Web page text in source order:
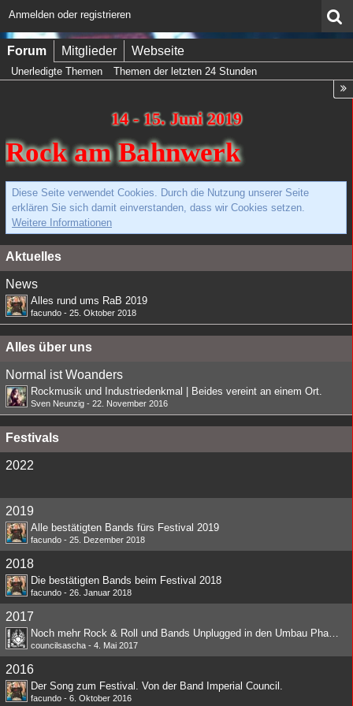
Anmelden oder registrieren
Forum Mitglieder Webseite
Unerledigte Themen Themen der letzten 24 Stunden
14 - 15. Juni 2019
Rock am Bahnwerk
Diese Seite verwendet Cookies. Durch die Nutzung unserer Seite
erklären Sie sich damit einverstanden, dass wir Cookies setzen.
Weitere Informationen
Aktuelles
News
Alles rund ums RaB 2019
facundo - 25. Oktober 2018
Alles über uns
Normal ist Woanders
Rockmusik und Industriedenkmal | Beides vereint an einem Ort.
Sven Neunzig - 22. November 2016
Festivals
2022
2019
Alle bestätigten Bands fürs Festival 2019
facundo - 25. Dezember 2018
2018
Die bestätigten Bands beim Festival 2018
facundo - 26. Januar 2018
2017
Noch mehr Rock & Roll und Bands Unplugged in den Umbau Phasen
councilsascha - 4. Mai 2017
2016
Der Song zum Festival. Von der Band Imperial Council.
facundo - 6. Oktober 2016